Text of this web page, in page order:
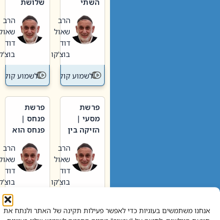
אנחנו משתמשים בעוגיות כדי לאפשר פעילות תקינה של האתר ולנתח את
וערב של
חיינו
הרב
שאול
דוד
בוצ'קו
לשמוע קול תורה – מדרש
האבות
הרב
שאול
דוד
בוצ'קו
לשמוע קול
פרשת
מסעי |
הזיקה בין
הגדול לעם הרב
שאול
דוד
בוצ'קו
לשמוע קול תורה – מדרש
פרשת
פנחס |
פנחס הוא
אליהו: בין
קנאות
הורסת
לקנאות
בונה
הרב
שאול
דוד
בוצ'קו
לשמוע קול